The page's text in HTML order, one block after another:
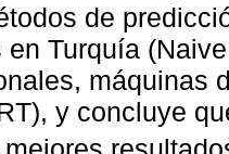
de
en Turquía
máquinas
y concluye